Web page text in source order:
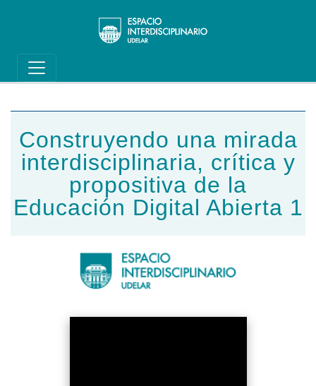
Main navigation
Construyendo una mirada
interdisciplinaria, crítica y
propositiva de la
Educación Digital Abierta 1